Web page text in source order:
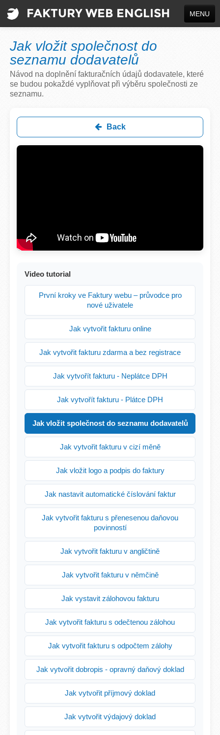
MENU
FAKTURY WEB ENGLISH
INFO
Sign up
Log in
Jazyk / Language
Jak vložit společnost do
seznamu dodavatelů
Návod na doplnění fakturačních údajů dodavatele, které
se budou pokaždé vyplňovat při výběru společnosti ze
seznamu.
Back
Video tutorial
První kroky ve Faktury webu – průvodce pro
nové uživatele
Jak vytvořit fakturu online
Jak vytvořit fakturu zdarma a bez registrace
Jak vytvořít fakturu - Neplátce DPH
Jak vytvořít fakturu - Plátce DPH
Jak vložit společnost do seznamu dodavatelů
Jak vytvořit fakturu v cizí měně
Jak vložit logo a podpis do faktury
Jak nastavit automatické číslování faktur
Jak vytvořit fakturu s přenesenou daňovou
povinností
Jak vytvořit fakturu v angličtině
Jak vytvořit fakturu v němčině
Jak vystavit zálohovou fakturu
Jak vytvořit fakturu s odečtenou zálohou
Jak vytvořit fakturu s odpočtem zálohy
Jak vytvořit dobropis - opravný daňový doklad
Jak vytvořit příjmový doklad
Jak vytvořit výdajový doklad